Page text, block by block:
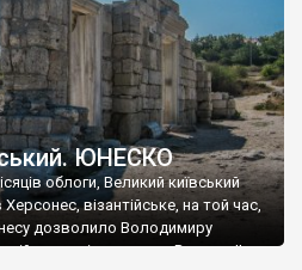
ЮНЕСКО
облоги, Великий київський
візантійське, на той час,
дозволило Володимиру
імператору Василю ІІ, та